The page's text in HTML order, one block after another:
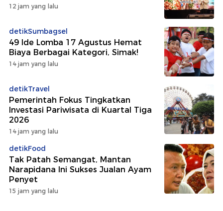
12 jam yang lalu
detikSumbagsel
49 Ide Lomba 17 Agustus Hemat
Biaya Berbagai Kategori, Simak!
14 jam yang lalu
detikTravel
Pemerintah Fokus Tingkatkan
Investasi Pariwisata di Kuartal Tiga
2026
14 jam yang lalu
detikFood
Tak Patah Semangat, Mantan
Narapidana Ini Sukses Jualan Ayam
Penyet
15 jam yang lalu